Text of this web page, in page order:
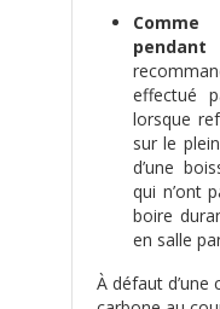
pendant
effectué
lorsque
sur le
d’une
qui n’ont
boire
en salle
À défaut